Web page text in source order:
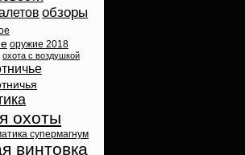
обзоры
оружие 2018
охота с воздушкой
охоты
супермагнум
винтовка